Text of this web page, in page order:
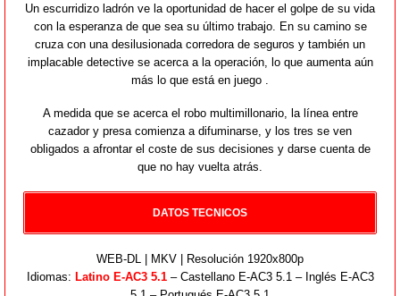
Un escurridizo ladrón ve la oportunidad de hacer el golpe de su vida
con la esperanza de que sea su último trabajo. En su camino se
cruza con una desilusionada corredora de seguros y también un
implacable detective se acerca a la operación, lo que aumenta aún
más lo que está en juego .
A medida que se acerca el robo multimillonario, la línea entre
cazador y presa comienza a difuminarse, y los tres se ven
obligados a afrontar el coste de sus decisiones y darse cuenta de
que no hay vuelta atrás.
DATOS TECNICOS
WEB-DL | MKV | Resolución 1920x800p
Idiomas: Latino E-AC3 5.1– Castellano E-AC3 5.1 – Inglés E-AC3